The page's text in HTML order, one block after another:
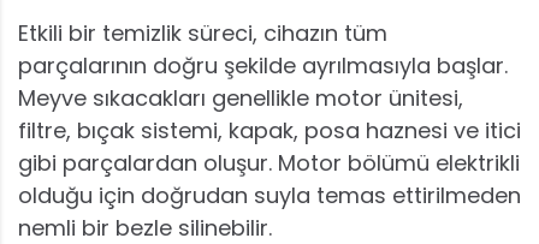
Etkili bir temizlik süreci, cihazın tüm
parçalarının doğru şekilde ayrılmasıyla başlar.
Meyve sıkacakları genellikle motor ünitesi,
filtre, bıçak sistemi, kapak, posa haznesi ve itici
gibi parçalardan oluşur. Motor bölümü elektrikli
olduğu için doğrudan suyla temas ettirilmeden
nemli bir bezle silinebilir.